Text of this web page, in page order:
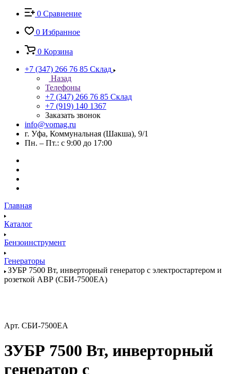
0 Сравнение
0 Избранное
0 Корзина
+7 (347) 266 76 85 Склад
Назад
Телефоны
+7 (347) 266 76 85 Склад
+7 (919) 140 1367
Заказать звонок
info@vomag.ru
г. Уфа, Коммунальная (Шакша), 9/1
Пн. – Пт.: с 9:00 до 17:00
Главная
Каталог
Бензоинструмент
Генераторы
ЗУБР 7500 Вт, инверторный генератор с электростартером и
розеткой АВР (СБИ-7500ЕА)
Арт. СБИ-7500ЕА
ЗУБР 7500 Вт, инверторный
генератор с